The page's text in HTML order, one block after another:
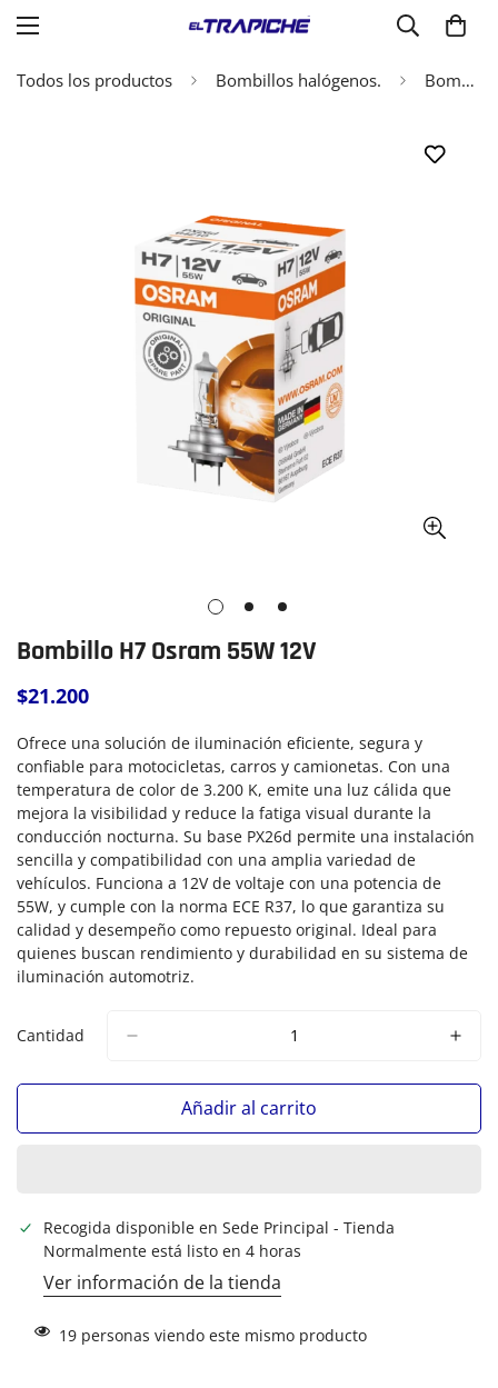
Todos los productos Bombillos halógenos. Bombillo H7 Osram 55W 12V
Bombillo H7 Osram 55W 12V
Precio
$21.200
Ofrece una solución de iluminación eficiente, segura y
confiable para motocicletas, carros y camionetas. Con una
temperatura de color de 3.200 K, emite una luz cálida que
mejora la visibilidad y reduce la fatiga visual durante la
conducción nocturna. Su base PX26d permite una instalación
sencilla y compatibilidad con una amplia variedad de
vehículos. Funciona a 12V de voltaje con una potencia de
55W, y cumple con la norma ECE R37, lo que garantiza su
calidad y desempeño como repuesto original. Ideal para
quienes buscan rendimiento y durabilidad en su sistema de
iluminación automotriz.
Cantidad
Añadir al carrito
Recogida disponible en Sede Principal - Tienda
Normalmente está listo en 4 horas
Ver información de la tienda
19 personas viendo este mismo producto